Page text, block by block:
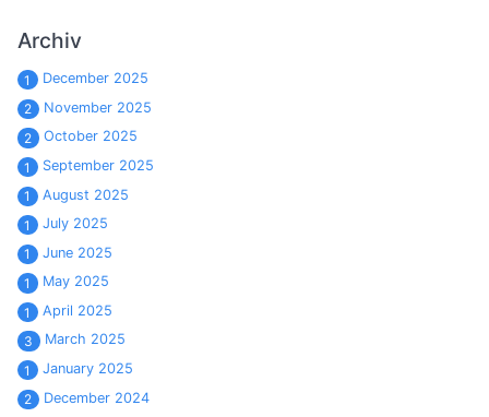
Archiv
1
December 2025
2
November 2025
2
October 2025
1
September 2025
1
August 2025
1
July 2025
1
June 2025
1
May 2025
1
April 2025
3
March 2025
1
January 2025
2
December 2024